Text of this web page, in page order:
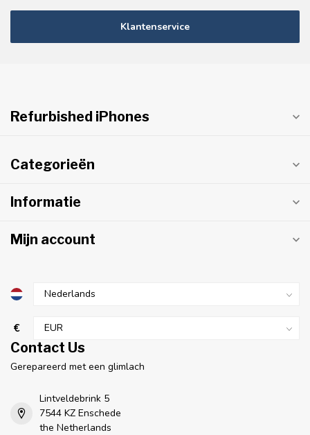
Klantenservice
Refurbished iPhones
Categorieën
Informatie
Mijn account
€
Contact Us
Gerepareerd met een glimlach
Lintveldebrink 5
7544 KZ Enschede
the Netherlands